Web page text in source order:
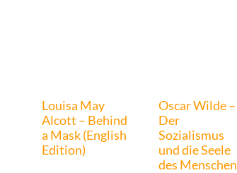
Louisa May
Alcott – Behind
a Mask (English
Edition)
Oscar Wilde –
Der
Sozialismus
und die Seele
des Menschen